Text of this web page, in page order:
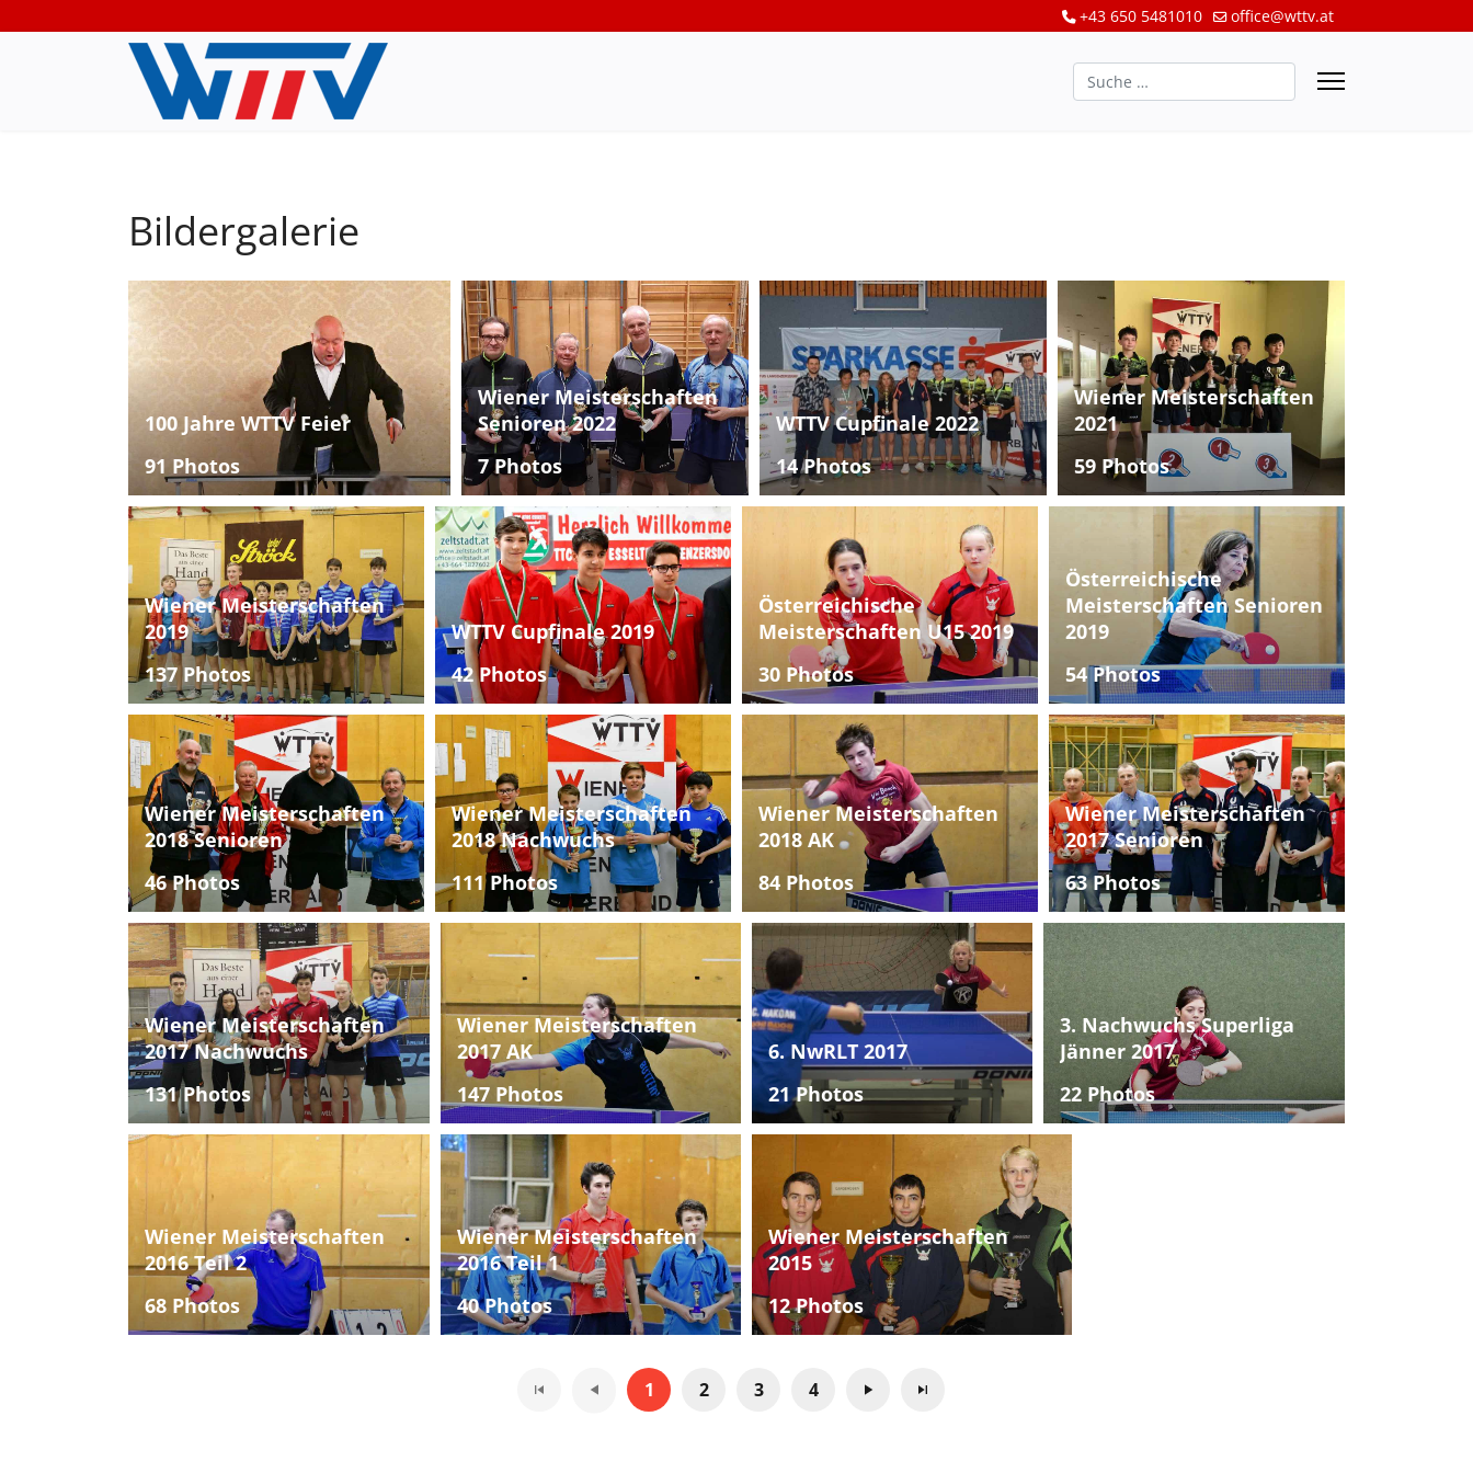
+43 650 5481010 office@wttv.at
Suchen
Bildergalerie
100 Jahre WTTV Feier
91 Photos
Wiener Meisterschaften
Senioren 2022
7 Photos
WTTV Cupfinale 2022
14 Photos
Wiener Meisterschaften
2021
59 Photos
Wiener Meisterschaften
2019
137 Photos
WTTV Cupfinale 2019
42 Photos
Österreichische
Meisterschaften U15 2019
30 Photos
Österreichische
Meisterschaften Senioren
2019
54 Photos
Wiener Meisterschaften
2018 Senioren
46 Photos
Wiener Meisterschaften
2018 Nachwuchs
111 Photos
Wiener Meisterschaften
2018 AK
84 Photos
Wiener Meisterschaften
2017 Senioren
63 Photos
Wiener Meisterschaften
2017 Nachwuchs
131 Photos
Wiener Meisterschaften
2017 AK
147 Photos
6. NwRLT 2017
21 Photos
3. Nachwuchs Superliga
Jänner 2017
22 Photos
Wiener Meisterschaften
2016 Teil 2
68 Photos
Wiener Meisterschaften
2016 Teil 1
40 Photos
Wiener Meisterschaften
2015
12 Photos
1 2 3 4